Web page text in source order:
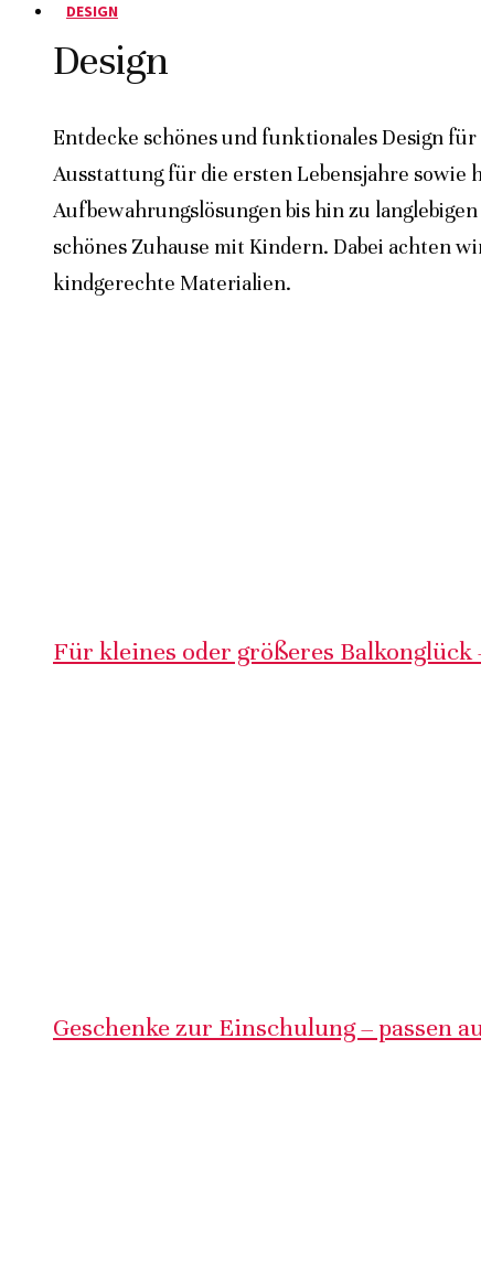
DESIGN
Design
Entdecke schönes und funktionales Design
Ausstattung für die ersten Lebensjahre sowie
Aufbewahrungslösungen bis hin zu
schönes Zuhause mit Kindern. Dabei achten
kindgerechte Materialien.
Für kleines oder größeres Balkonglück
Geschenke zur Einschulung – passen